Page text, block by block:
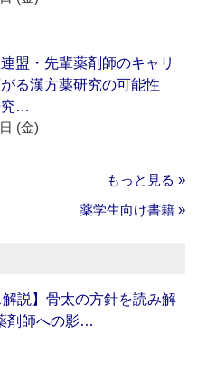
連盟・先輩薬剤師のキャリ
る漢方薬研究の可能性
究…
(金)
もっと見る »
薬学生向け書籍 »
解説】骨太の方針を読み解
剤師への影…